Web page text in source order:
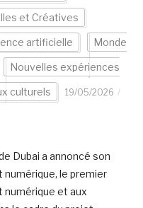
et Créatives
artificielle Monde
Nouvelles expériences
culturels
19/05/2026
Dubai a annoncé son
numérique, le premier
numérique et aux